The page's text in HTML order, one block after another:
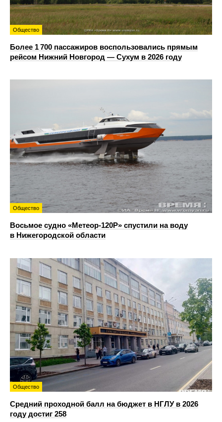
Общество
Более 1 700 пассажиров воспользовались прямым
рейсом Нижний Новгород — Сухум в 2026 году
Общество
Восьмое судно «Метеор-120Р» спустили на воду
в Нижегородской области
Общество
Средний проходной балл на бюджет в НГЛУ в 2026
году достиг 258